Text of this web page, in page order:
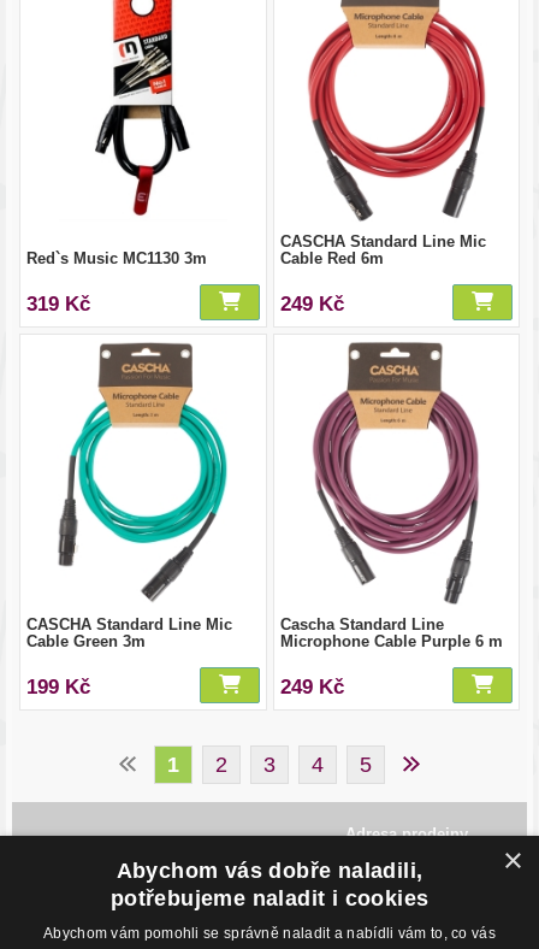
Red`s Music MC1130 3m
319 Kč
CASCHA Standard Line Mic
Cable Red 6m
249 Kč
CASCHA Standard Line Mic
Cable Green 3m
199 Kč
Cascha Standard Line
Microphone Cable Purple 6 m
249 Kč
1 2 3 4 5
Adresa prodejny
Havlíčkovo Nábřeží 28,
702 00, Ostrava
Česká Republika
×
Abychom vás dobře naladili,
potřebujeme naladit i cookies
Abychom vám pomohli se správně naladit a nabídli vám to, co vás